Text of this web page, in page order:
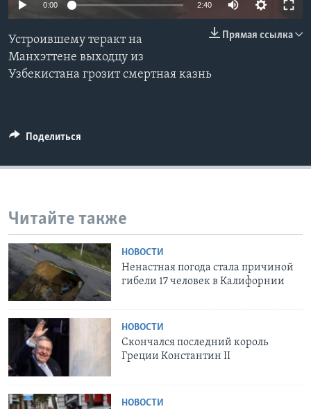
СОЦИАЛЬНЫЕ СЕТИ
0:00 2:40
Прямая ссылка
Устроившему теракт на
Манхэттене выходцу из
Узбекистана грозит смертная казнь
Поделиться
Читайте также
НОВОСТИ
Ненастная погода стала причиной
гибели 17 человек в Калифорнии
НОВОСТИ
Скончался последний король
Греции Константин II
НОВОСТИ